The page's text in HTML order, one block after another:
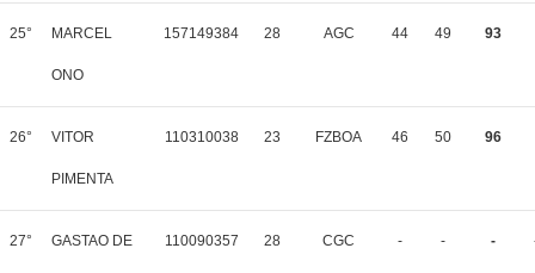
25° MARCEL
ONO
157149384 28 AGC 44 49 93
26° VITOR
PIMENTA
110310038 23 FZBOA 46 50 96
27° GASTAO DE 110090357 28 CGC - - -